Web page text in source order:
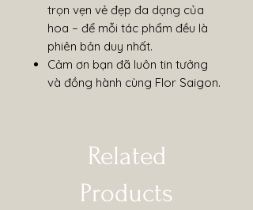
trọn vẹn vẻ đẹp đa dạng của
hoa – để mỗi tác phẩm đều là
phiên bản duy nhất.
Cảm ơn bạn đã luôn tin tưởng
và đồng hành cùng Flor Saigon.
Related
Products